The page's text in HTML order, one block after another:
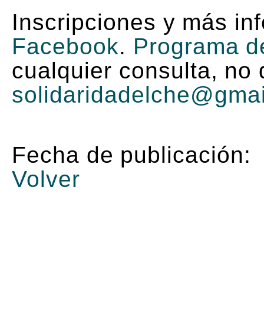
Inscripciones y más
Facebook. Programa
cualquier consulta, no
Fecha de publicación:
Volver